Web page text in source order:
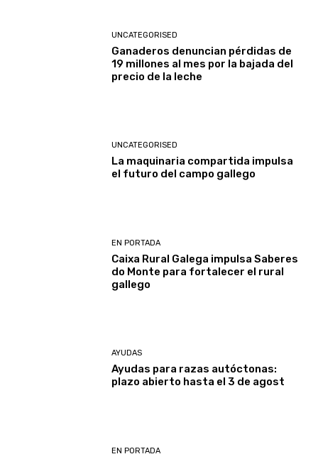
UNCATEGORISED
Ganaderos denuncian pérdidas de
19 millones al mes por la bajada del
precio de la leche
UNCATEGORISED
La maquinaria compartida impulsa
el futuro del campo gallego
EN PORTADA
Caixa Rural Galega impulsa Saberes
do Monte para fortalecer el rural
gallego
AYUDAS
Ayudas para razas autóctonas:
plazo abierto hasta el 3 de agost
EN PORTADA